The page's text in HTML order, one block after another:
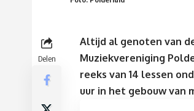
Delen
Altijd al genoten van
Muziekvereniging
reeks van 14 lessen
uur in het gebouw van